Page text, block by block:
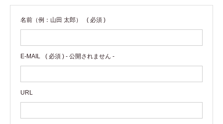
名前（例：山田 太郎） ( 必須 )
E-MAIL ( 必須 ) - 公開されません -
URL